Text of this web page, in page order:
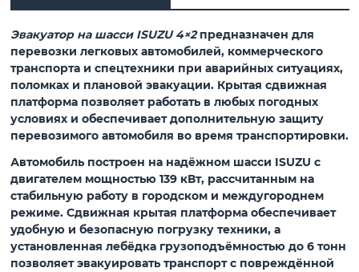
Эвакуатор на шасси ISUZU 4×2предназначен для
перевозки легковых автомобилей, коммерческого
транспорта и спецтехники при аварийных ситуациях,
поломках и плановой эвакуации. Крытая сдвижная
платформа позволяет работать в любых погодных
условиях и обеспечивает дополнительную защиту
перевозимого автомобиля во время транспортировки.
Автомобиль построен на надёжном шасси ISUZU с
двигателем мощностью 139 кВт, рассчитанным на
стабильную работу в городском и междугороднем
режиме. Сдвижная крытая платформаобеспечивает
удобную и безопасную погрузку техники, а
установленная лебёдка грузоподъёмностью до 6 тонн
позволяет эвакуировать транспорт с повреждённой